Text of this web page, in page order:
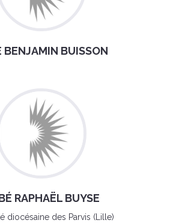
BENJAMIN BUISSON
RAPHAËL BUYSE
diocésaine des Parvis (Lille)